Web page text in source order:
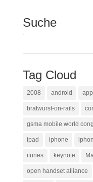
Suche
Tag Cloud
2008 android
bratwurst-on-rails
gsma mobile world
ipad iphone
itunes keynote
open handset alliance